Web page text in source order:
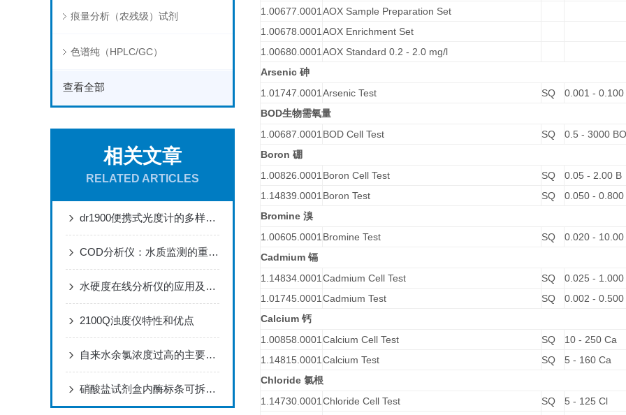
痕量分析（农残级）试剂
色谱纯（HPLC/GC）
查看全部
相关文章
RELATED ARTICLES
dr1900便携式光度计的多样特点介绍
COD分析仪：水质监测的重要工具
水硬度在线分析仪的应用及技术优势，你是否了解透彻了呢？
2100Q浊度仪特性和优点
自来水余氯浓度过高的主要危害
硝酸盐试剂盒内酶标条可拆卸按实验需求可分多次使用
1.00677.0001 AOX Sample Preparation Set
1.00678.0001 AOX Enrichment Set
1.00680.0001 AOX Standard 0.2 - 2.0 mg/l
Arsenic 砷
1.01747.0001 Arsenic Test SQ
0.001 - 0.100
BOD生物需氧量
1.00687.0001 BOD Cell Test SQ
0.5 - 3000
Boron 硼
1.00826.0001 Boron Cell Test SQ
0.05 - 2.00 B
1.14839.0001 Boron Test SQ
0.050 - 0.800
Bromine 溴
1.00605.0001 Bromine Test SQ
0.020 - 10.00
Cadmium 镉
1.14834.0001 Cadmium Cell Test SQ
0.025 - 1.000
1.01745.0001 Cadmium Test SQ
0.002 - 0.500
Calcium 钙
1.00858.0001 Calcium Cell Test SQ
10 - 250 Ca
1.14815.0001 Calcium Test SQ
5 - 160 Ca
Chloride 氯根
1.14730.0001 Chloride Cell Test SQ
5 - 125 Cl